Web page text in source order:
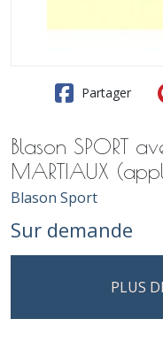
Partager
Blason SPORT
MARTIAUX
Blason Sport
Sur demande
PLUS